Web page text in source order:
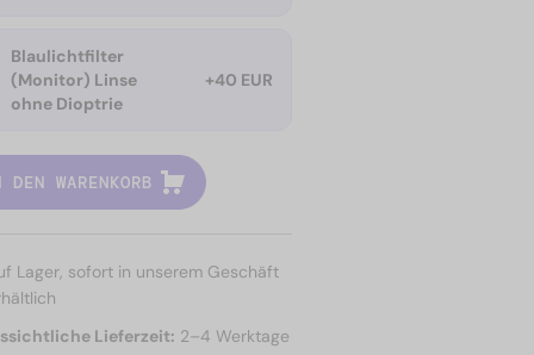
Blaulichtfilter
(Monitor) Linse
ohne Dioptrie
+40 EUR
WARENKORB
Lager, sofort in unserem Geschäft
Lieferzeit: 2–4 Werktage